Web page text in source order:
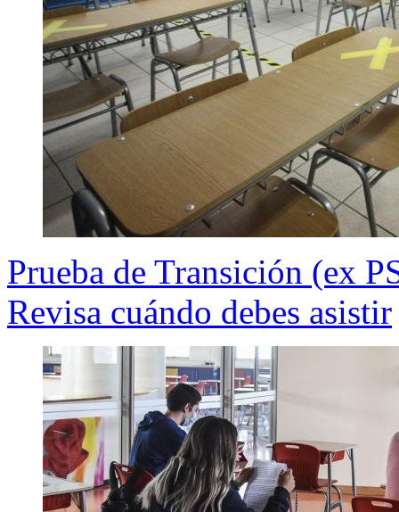
Prueba de Transición (ex
Revisa cuándo debes asistir